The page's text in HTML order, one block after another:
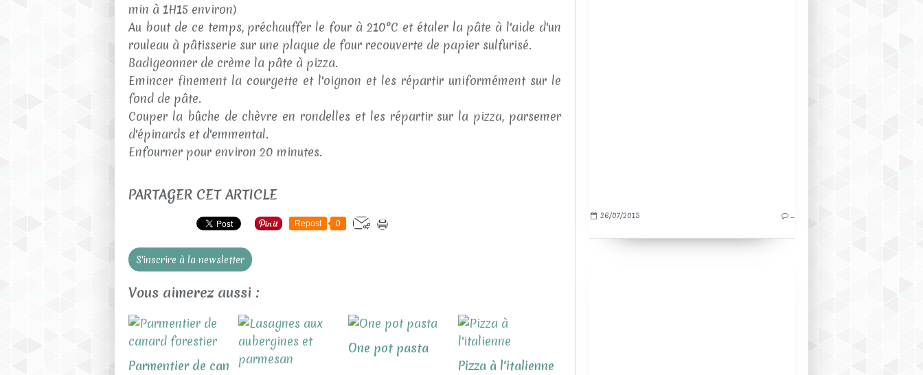
min à 1H15 environ)
Au bout de ce temps, préchauffer le four à 210°C et étaler la pâte à l'aide d'un
rouleau à pâtisserie sur une plaque de four recouverte de papier sulfurisé.
Badigeonner de crème la pâte à pizza.
Emincer finement la courgette et l'oignon et les répartir uniformément sur le
fond de pâte.
Couper la bûche de chèvre en rondelles et les répartir sur la pizza, parsemer
d'épinards et d'emmental.
Enfourner pour environ 20 minutes.
PARTAGER CET ARTICLE
Repost 0
S'inscrire à la newsletter
Vous aimerez aussi :
Parmentier de can
One pot pasta
Pizza à l'italienne
26/07/2015 …